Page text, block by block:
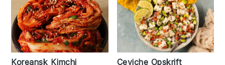
Koreansk Kimchi
Ceviche Opskrift